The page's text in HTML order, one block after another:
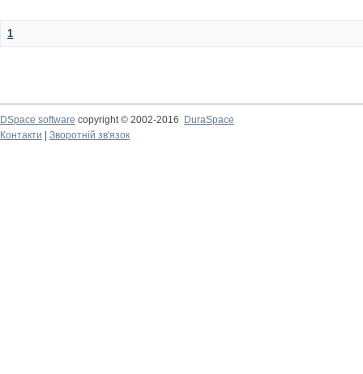
1
DSpace software copyright © 2002-2016
DuraSpace
Контакти
Зворотній зв'язок